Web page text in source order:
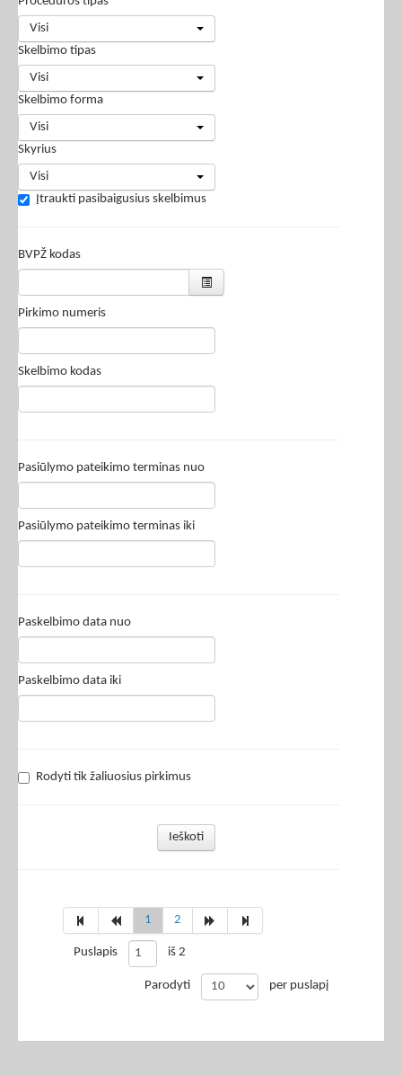
Visi
Skelbimo tipas
Visi
Skelbimo forma
Visi
Skyrius
Visi
Įtraukti pasibaigusius skelbimus
BVPŽ kodas
Pirkimo numeris
Skelbimo kodas
Pasiūlymo pateikimo terminas nuo
Pasiūlymo pateikimo terminas iki
Paskelbimo data nuo
Paskelbimo data iki
Rodyti tik žaliuosius pirkimus
Ieškoti
1 2
Puslapis iš 2
Parodyti per puslapį